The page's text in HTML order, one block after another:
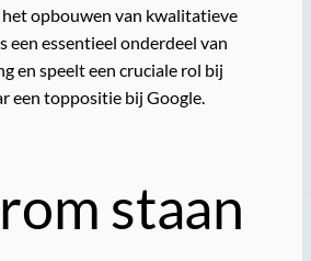
het opbouwen van kwalitatieve
een essentieel onderdeel van
en speelt een cruciale rol bij
een toppositie bij Google.
staan